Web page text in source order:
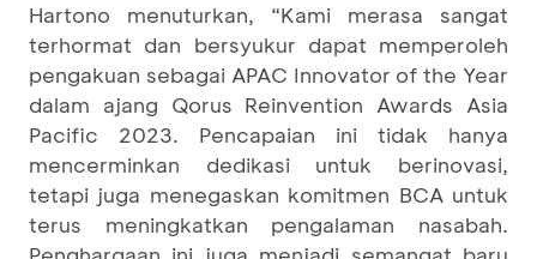
Hartono menuturkan, “Kami merasa sangat
terhormat dan bersyukur dapat memperoleh
pengakuan sebagai APAC Innovator of the Year
dalam ajang Qorus Reinvention Awards Asia
Pacific 2023. Pencapaian ini tidak hanya
mencerminkan dedikasi untuk berinovasi,
tetapi juga menegaskan komitmen BCA untuk
terus meningkatkan pengalaman nasabah.